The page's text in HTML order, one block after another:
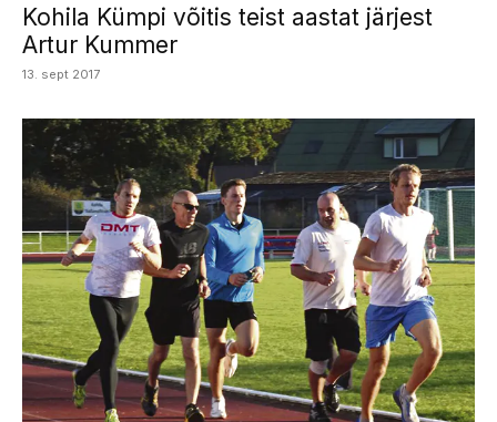
Kohila Kümpi võitis teist aastat järjest
Artur Kummer
13. sept 2017